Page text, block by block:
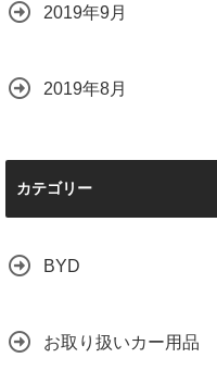
2019年9月
2019年8月
カテゴリー
BYD
お取り扱いカー用品